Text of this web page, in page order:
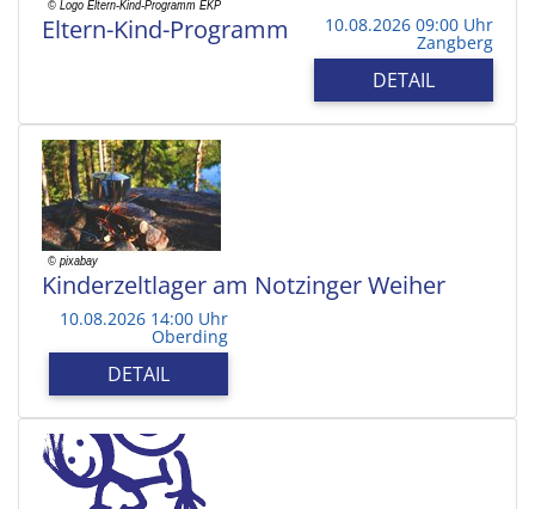
Eltern-Kind-Programm 10.08.2026 09:00 Uhr
Zangberg
DETAIL
Kinderzeltlager am Notzinger Weiher
10.08.2026 14:00 Uhr
Oberding
DETAIL